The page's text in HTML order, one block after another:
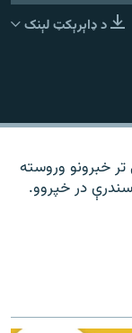
د ډاېرېکټ لېنک
خبرونو وروسته
سندرې در خپروو.